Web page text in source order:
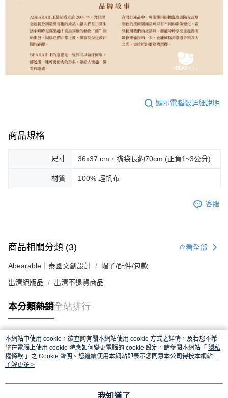
顯示電腦版詳細說明
商品規格
尺寸 36x37 cm，揹袋長約70cm (正負1~3公分)
材質 100% 輕帆布
客服
商品相關分類 (3) 查看全部
Abearable｜泰國文創設計 帽子/配件/包款
出清絕版品 出清不退貨商品
本分類熱銷全站排行
熱門標籤
本網站中使用 cookie，欲查詢有關本網站使用 cookie 方式之詳情，及若您不希
望在電腦上使用 cookie 時應如何變更電腦的 cookie 設定，請參閱本網站「 隱私
權條款 」之 Cookie 聲明。您繼續使用本網站即表示您同意本公司得按本網站使
用條款之 Cookie 聲明使用 cookie。
了解更多 >
我知道了